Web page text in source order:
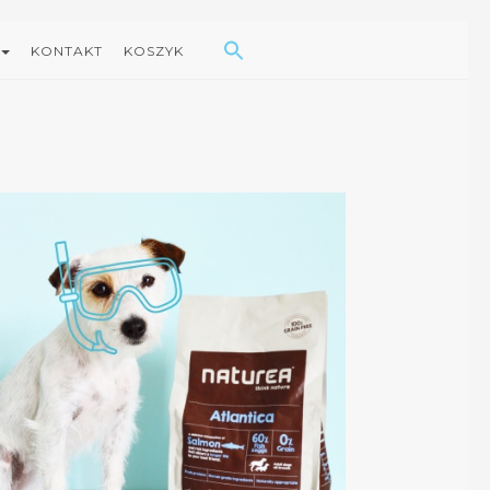
KONTAKT KOSZYK
Search
for: